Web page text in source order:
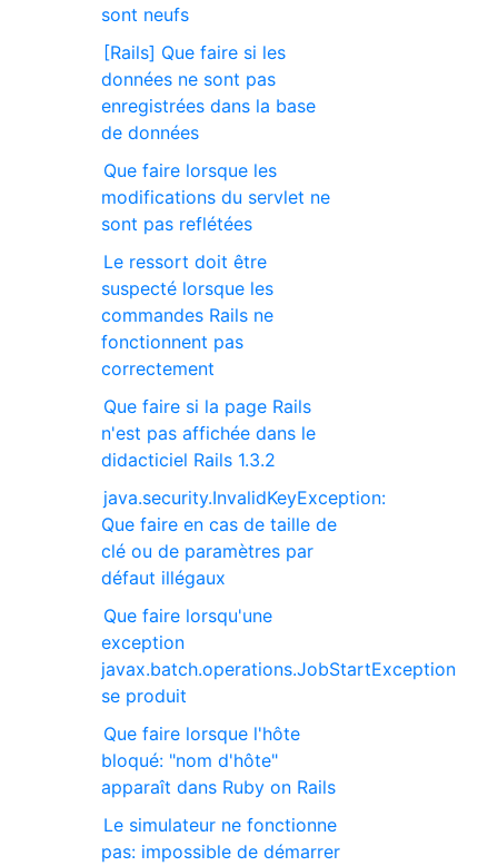
sont neufs
[Rails] Que faire si les
données ne sont pas
enregistrées dans la base
de données
Que faire lorsque les
modifications du servlet ne
sont pas reflétées
Le ressort doit être
suspecté lorsque les
commandes Rails ne
fonctionnent pas
correctement
Que faire si la page Rails
n'est pas affichée dans le
didacticiel Rails 1.3.2
java.security.InvalidKeyException:
Que faire en cas de taille de
clé ou de paramètres par
défaut illégaux
Que faire lorsqu'une
exception
javax.batch.operations.JobStartException
se produit
Que faire lorsque l'hôte
bloqué: "nom d'hôte"
apparaît dans Ruby on Rails
Le simulateur ne fonctionne
pas: impossible de démarrer